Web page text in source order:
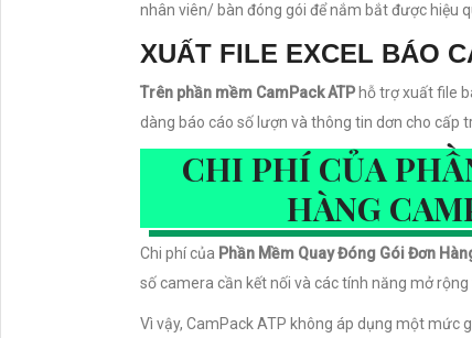
nhân viên/ bàn đóng gói để nắm bắt được hiệu
XUẤT FILE EXCEL BÁO
Trên phần mềm CamPack ATPhỗ trợ xuất file
dàng báo cáo số lượn và thông tin dơn cho cấp
CHI PHÍ CỦA
HÀNG
Chi phí của Phần Mềm Quay Đóng Gói Đơn
số camera cần kết nối và các tính năng mở
Vì vậy, CamPack ATP không áp dụng một mức